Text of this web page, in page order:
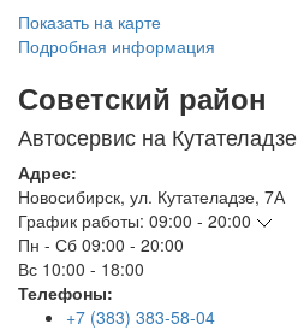
Показать на карте
Подробная информация
Советский район
Автосервис на Кутателадзе
Адрес:
Новосибирск, ул. Кутателадзе, 7А
График работы: 09:00 - 20:00
Пн - Сб 09:00 - 20:00
Вс 10:00 - 18:00
Телефоны:
+7 (383) 383-58-04